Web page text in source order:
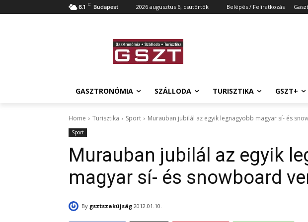
6.1 C Budapest 2026 augusztus 6, csütörtök Belépés / Feliratkozás
GASZTRONÓMIA SZÁLLODA TURISZTIKA GSZT+
Home Turisztika Sport Murauban jubilál az egyik legnagyobb magyar sí- és
Sport
Murauban jubilál az egyik
magyar sí- és snowboard
By gsztszakújság 2012.01.10.